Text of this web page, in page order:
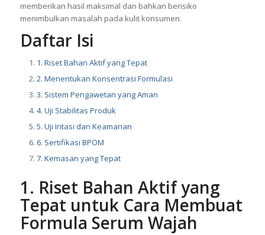
memberikan hasil maksimal dan bahkan berisiko
menimbulkan masalah pada kulit konsumen.
Daftar Isi
1. Riset Bahan Aktif yang Tepat
2. Menentukan Konsentrasi Formulasi
3. Sistem Pengawetan yang Aman
4. Uji Stabilitas Produk
5. Uji Iritasi dan Keamanan
6. Sertifikasi BPOM
7. Kemasan yang Tepat
1. Riset Bahan Aktif yang
Tepat untuk Cara Membuat
Formula Serum Wajah